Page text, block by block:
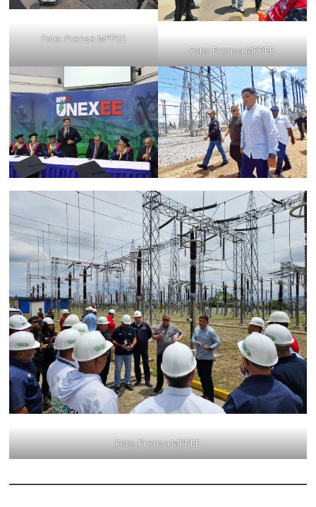
Foto: Prensa MPPEE
Foto: Prensa MPPEE
Foto: Prensa MPPEE